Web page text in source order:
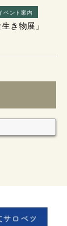
ベント案内
き物展」